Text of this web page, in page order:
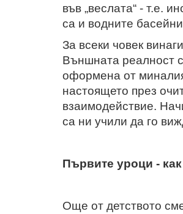
във „веслата“ - т.е.
са и водните
За всеки човек
Външната реалност
оформена от
настоящето през
взаимодействие.
са ни учили да го
Първите уроци -
Още от детството